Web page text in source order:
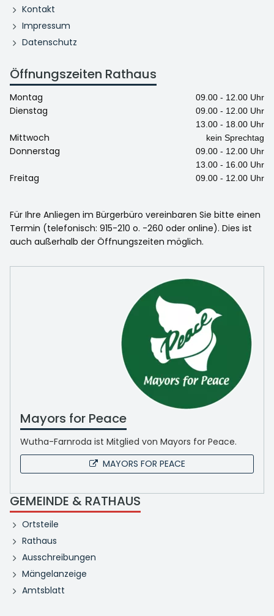
Kontakt
Impressum
Datenschutz
Öffnungszeiten Rathaus
Montag 09.00 - 12.00 Uhr
Dienstag
09.00 - 12.00 Uhr
13.00 - 18.00 Uhr
Mittwoch kein Sprechtag
Donnerstag
09.00 - 12.00 Uhr
13.00 - 16.00 Uhr
Freitag 09.00 - 12.00 Uhr
Für Ihre Anliegen im Bürgerbüro vereinbaren Sie bitte einen
Termin (telefonisch: 915-210 o. -260 oder online). Dies ist
auch außerhalb der Öffnungszeiten möglich.
Mayors for Peace
Wutha-Farnroda ist Mitglied von Mayors for Peace.
MAYORS FOR PEACE
GEMEINDE & RATHAUS
Ortsteile
Rathaus
Ausschreibungen
Mängelanzeige
Amtsblatt